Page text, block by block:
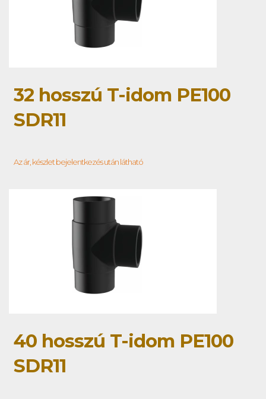
32 hosszú T-idom PE100
SDR11
Az ár, készlet bejelentkezés után látható
40 hosszú T-idom PE100
SDR11